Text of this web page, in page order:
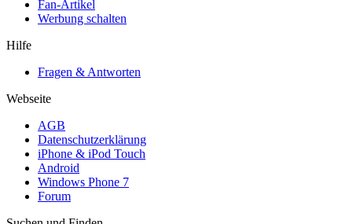
Fan-Artikel
Werbung schalten
Hilfe
Fragen & Antworten
Webseite
AGB
Datenschutzerklärung
iPhone & iPod Touch
Android
Windows Phone 7
Forum